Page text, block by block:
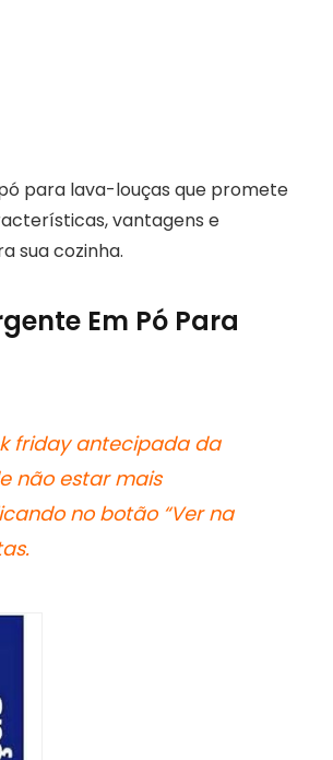
para lava-louças que promete
vantagens e
sua cozinha.
Em Pó Para
friday antecipada da
não estar mais
no botão “Ver na